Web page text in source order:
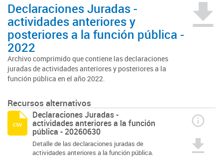
Declaraciones Juradas -
actividades anteriores y
posteriores a la función pública -
2022
Archivo comprimido que contiene las declaraciones
juradas de actividades anteriores y posteriores a la
función pública en el año 2022.
Recursos alternativos
Declaraciones Juradas -
actividades anteriores a la función
pública - 20260630
Detalle de las declaraciones juradas de
actividades anteriores a la función pública.
csv